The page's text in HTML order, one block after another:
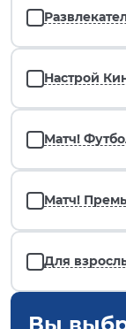
Настрой
Матч!
Матч!
Для